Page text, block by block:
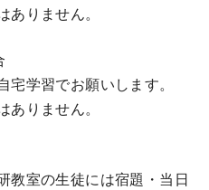
りません。
学習でお願いします。
りません。
教室の生徒には宿題・当日